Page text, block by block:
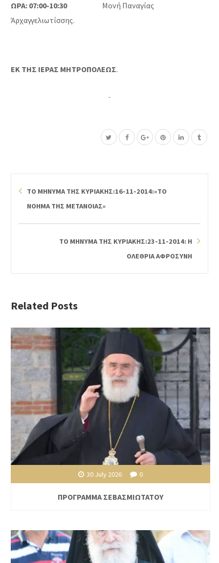
ΩΡΑ: 07:00-10:30 Μονή Παναγίας
Ἀρχαγγελιωτίσσης.
ΕΚ ΤΗΣ ΙΕΡΑΣ ΜΗΤΡΟΠΟΛΕΩΣ.
ΤΟ ΜΗΝΥΜΑ ΤΗΣ ΚΥΡΙΑΚΗΣ:16-11-2014:«ΤΟ
ΝΟΗΜΑ ΤΗΣ ΜΕΤΑΝΟΙΑΣ»
ΤΟ ΜΗΝΥΜΑ ΤΗΣ ΚΥΡΙΑΚΗΣ:23-11-2014: Η
ΟΛΕΘΡΙΑ ΑΦΡΟΣΥΝΗ
Related Posts
30 July 2026 0
ΠΡΟΓΡΑΜΜΑ ΣΕΒΑΣΜΙΩΤΑΤΟΥ